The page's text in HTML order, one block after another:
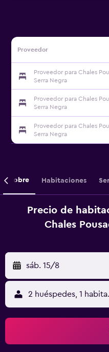
Proveedor
Proveedor para Chales
Serra Negra
Proveedor para Chales
Serra Negra
Proveedor para Chales
Serra Negra
Sobre Habitaciones
Precio de
Chales
sáb. 15/8
2 huéspedes, 1